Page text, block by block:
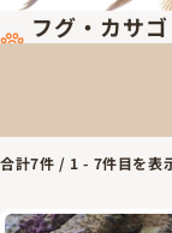
フグ・カサ
合計7件 / 1 - 7件目を表